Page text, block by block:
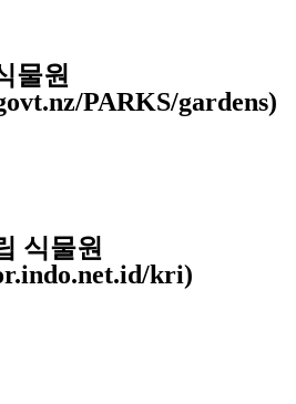
물원
PARKS/gardens)
식물원
kri)